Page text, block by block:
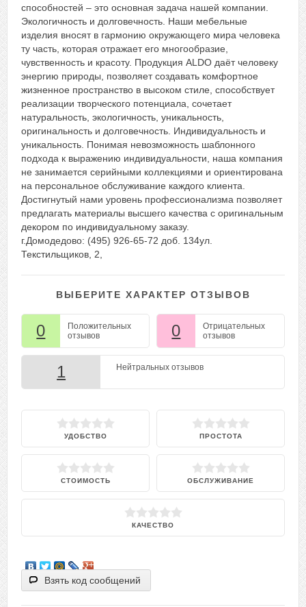
способностей – это основная задача нашей компании.
Экологичность и долговечность. Наши мебельные
изделия вносят в гармонию окружающего мира человека
ту часть, которая отражает его многообразие,
чувственность и красоту. Продукция ALDO даёт человеку
энергию природы, позволяет создавать комфортное
жизненное пространство в высоком стиле, способствует
реализации творческого потенциала, сочетает
натуральность, экологичность, уникальность,
оригинальность и долговечность. Индивидуальность и
уникальность. Понимая невозможность шаблонного
подхода к выражению индивидуальности, наша компания
не занимается серийными коллекциями и ориентирована
на персональное обслуживание каждого клиента.
Достигнутый нами уровень профессионализма позволяет
предлагать материалы высшего качества с оригинальным
декором по индивидуальному заказу.
г.Домодедово: (495) 926-65-72 доб. 134ул.
Текстильщиков, 2,
ВЫБЕРИТЕ ХАРАКТЕР ОТЗЫВОВ
0
Положительных
отзывов
0
Отрицательных
отзывов
1 Нейтральных отзывов
УДОБСТВО ПРОСТОТА
СТОИМОСТЬ ОБСЛУЖИВАНИЕ
КАЧЕСТВО
Взять код сообщений